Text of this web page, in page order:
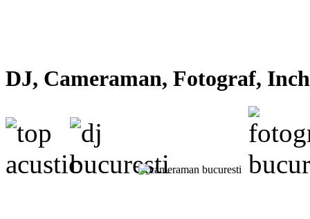
DJ, Cameraman, Fotograf,